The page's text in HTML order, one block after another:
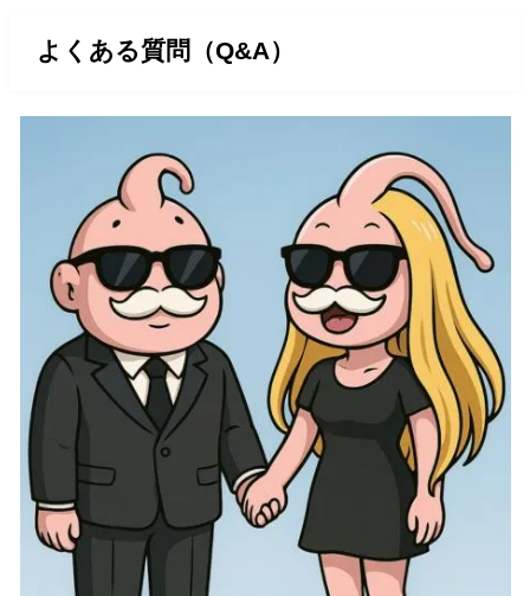
よくある質問（Q&A）